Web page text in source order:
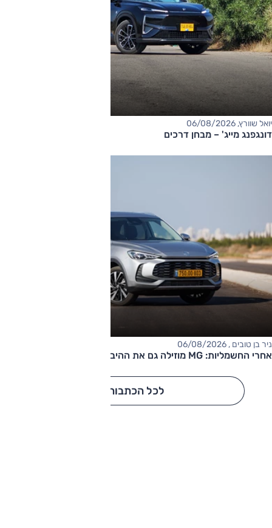
יואל שוורץ, 06/08/2026
דונגפנג מייג' – מבחן דרכים
ניר בן טובים , 06/08/2026
אחרי החשמליות: MG מוזילה גם את ההיברידיות
לכל הכתבות